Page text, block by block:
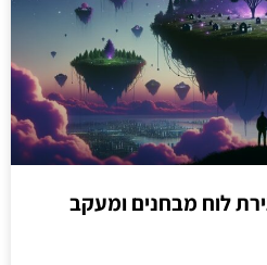
לוח מבחנים ומעקב